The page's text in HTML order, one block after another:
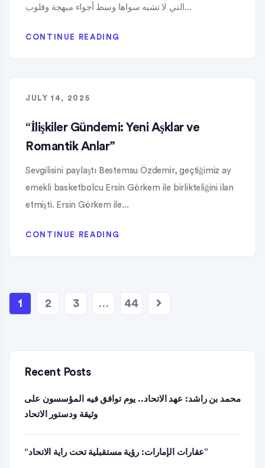
التي لا تشبه سواها وسط أجواء مبهجة وقلوب...
CONTINUE READING
JULY 14, 2025
“İlişkiler Gündemi: Yeni Aşklar ve
Romantik Anlar”
Sevgilisini paylaştı Bestemsu Özdemir, geçtiğimiz ay
emekli basketbolcu Ersin Görkem ile birlikteliğini ilan
etmişti. Ersin Görkem ile...
CONTINUE READING
1 2 3 … 44
Recent Posts
محمد بن راشد: عهد الاتحاد.. يوم توافق فيه المؤسسون على
وثيقة ودستور الاتحاد
“عقارات الإمارات: رؤية مستقبلية تحت راية الاتحاد”